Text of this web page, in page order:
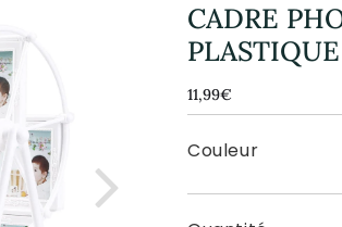
CADRE
11,99€
Couleur